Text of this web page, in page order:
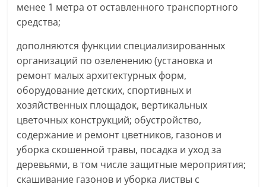
менее 1 метра от оставленного транспортного
средства;
дополняются функции специализированных
организаций по озеленению (установка и
ремонт малых архитектурных форм,
оборудование детских, спортивных и
хозяйственных площадок, вертикальных
цветочных конструкций; обустройство,
содержание и ремонт цветников, газонов и
уборка скошенной травы, посадка и уход за
деревьями, в том числе защитные мероприятия;
скашивание газонов и уборка листвы с